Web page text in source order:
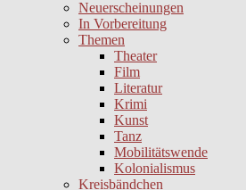
Neuerscheinungen
In Vorbereitung
Themen
Theater
Film
Literatur
Krimi
Kunst
Tanz
Mobilitätswende
Kolonialismus
Kreisbändchen